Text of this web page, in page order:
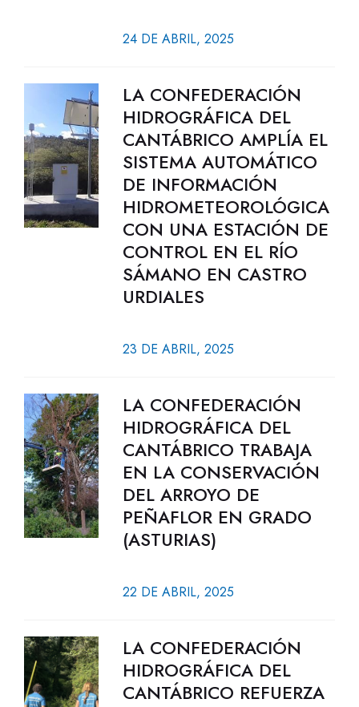
24 DE ABRIL, 2025
LA CONFEDERACIÓN
HIDROGRÁFICA DEL
CANTÁBRICO AMPLÍA EL
SISTEMA AUTOMÁTICO
DE INFORMACIÓN
HIDROMETEOROLÓGICA
CON UNA ESTACIÓN DE
CONTROL EN EL RÍO
SÁMANO EN CASTRO
URDIALES
23 DE ABRIL, 2025
LA CONFEDERACIÓN
HIDROGRÁFICA DEL
CANTÁBRICO TRABAJA
EN LA CONSERVACIÓN
DEL ARROYO DE
PEÑAFLOR EN GRADO
(ASTURIAS)
22 DE ABRIL, 2025
LA CONFEDERACIÓN
HIDROGRÁFICA DEL
CANTÁBRICO REFUERZA